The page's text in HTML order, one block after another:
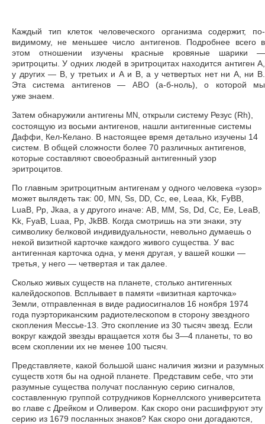
Каждый тип клеток человеческого организма содержит, по-
видимому, не меньшее число антигенов. Подробнее всего в
этом отношении изучены красные кровяные шарики —
эритроциты. У одних людей в эритроцитах находится антиген А,
у других — В, у третьих и А и В, а у четвертых нет ни А, ни В.
Эта система антигенов —
АВО(а-б-ноль), о которой мы
уже знаем.
Затем обнаружили антигены MN
, открыли систему Резус (Rh),
состоящую из восьми антигенов, нашли антигенные системы
Даффи, Кел-Келано. В настоящее время детально изучены 14
систем. В общей сложности более 70 различных антигенов,
которые составляют своеобразный антигенный узор
эритроцитов.
По главным эритроцитным антигенам у одного человека «узор»
может вылядеть так: 00,
MN , Ss, DD , Сс, ее, Leaa, Kk, FyBB,
LuaB, Pp, Jkaa, а у другого иначе: АВ MM
, Ss, Dd, Сс, Ее, LeaB,
Kk, FyaB, Luaa, Pp, JkBB. Когда смотришь на эти знаки, эту
символику белковой индивидуальности, невольно думаешь о
некой визитной карточке каждого живого существа. У вас
антигенная карточка одна, у меня другая, у вашей кошки —
третья, у него — четвертая и так далее.
Сколько живых существ на планете, столько антигенных
калейдоскопов. Всплывает в памяти «визитная карточка»
Земли, отправленная в виде радиосигналов 16 ноября 1974
года пуэрториканским радиотелескопом в сторону звездного
скопления Мессье-13. Это скопление из 30 тысяч звезд. Если
вокруг каждой звезды вращается хотя бы 3—4 планеты, то во
всем скоплении их не менее 100 тысяч.
Представляете, какой большой шанс наличия жизни и разумных
существ хотя бы на одной планете. Представим себе, что эти
разумные существа получат посланную серию сигналов,
составленную группой сотрудников Корнеллского университета
во главе с Дрейком и Оливером. Как скоро они расшифруют эту
серию из 1679 посланных знаков? Как скоро они догадаются,